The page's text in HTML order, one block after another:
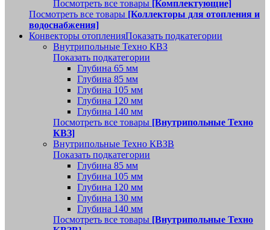
Посмотреть все товары [Комплектующие]
Посмотреть все товары [Коллекторы для отопления и
водоснабжения]
Конвекторы отопленияПоказать подкатегории
Внутрипольные Техно КВЗ
Показать подкатегории
Глубина 65 мм
Глубина 85 мм
Глубина 105 мм
Глубина 120 мм
Глубина 140 мм
Посмотреть все товары [Внутрипольные Техно
КВЗ]
Внутрипольные Техно КВЗВ
Показать подкатегории
Глубина 85 мм
Глубина 105 мм
Глубина 120 мм
Глубина 130 мм
Глубина 140 мм
Посмотреть все товары [Внутрипольные Техно